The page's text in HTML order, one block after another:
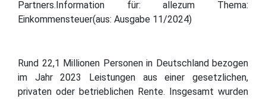
Partners.Information für: allezum Thema:
Einkommensteuer(aus: Ausgabe 11/2024)
Rund 22,1 Millionen Personen in Deutschland bezogen
im Jahr 2023 Leistungen aus einer gesetzlichen,
privaten oder betrieblichen Rente. Insgesamt wurden